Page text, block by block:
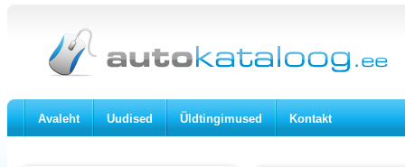
Avaleht Uudised Üldtingimused Kontakt